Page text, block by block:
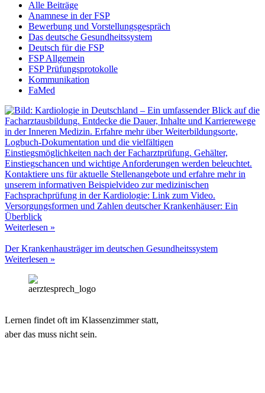
Alle Beiträge
Anamnese in der FSP
Bewerbung und Vorstellungsgespräch
Das deutsche Gesundheitssystem
Deutsch für die FSP
FSP Allgemein
FSP Prüfungsprotokolle
Kommunikation
FaMed
Versorgungsformen und Zahlen deutscher Krankenhäuser: Ein
Überblick
Weiterlesen »
Der Krankenhausträger im deutschen Gesundheitssystem
Weiterlesen »
Lernen findet oft im Klassenzimmer statt,
aber das muss nicht sein.